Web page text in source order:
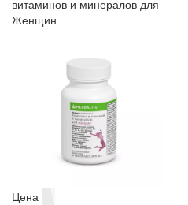
витаминов и минералов для
Женщин
Цена